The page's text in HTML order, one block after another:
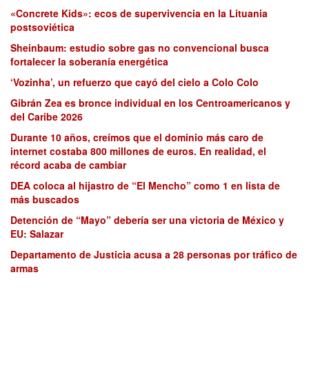
«Concrete Kids»: ecos de supervivencia en la Lituania
postsoviética
Sheinbaum: estudio sobre gas no convencional busca
fortalecer la soberanía energética
‘Vozinha’, un refuerzo que cayó del cielo a Colo Colo
Gibrán Zea es bronce individual en los Centroamericanos y
del Caribe 2026
Durante 10 años, creímos que el dominio más caro de
internet costaba 800 millones de euros. En realidad, el
récord acaba de cambiar
DEA coloca al hijastro de “El Mencho” como 1 en lista de
más buscados
Detención de “Mayo” debería ser una victoria de México y
EU: Salazar
Departamento de Justicia acusa a 28 personas por tráfico de
armas